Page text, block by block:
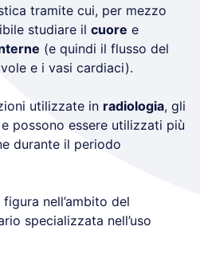
tramite cui, per mezzo
studiare il cuore e
(e quindi il flusso del
e i vasi cardiaci).
utilizzate in radiologia, gli
e possono essere utilizzati più
durante il periodo
figura nell’ambito del
specializzata nell’uso